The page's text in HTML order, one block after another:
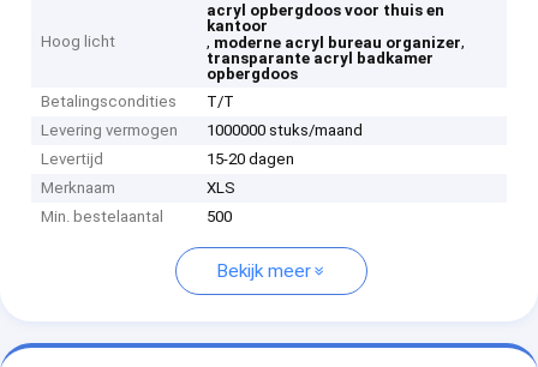
Hoog licht
acryl opbergdoos voor thuis en
kantoor
, moderne acryl bureau organizer,
transparante acryl badkamer
opbergdoos
Betalingscondities
T/T
Levering vermogen
1000000 stuks/maand
Levertijd
15-20 dagen
Merknaam
XLS
Min. bestelaantal
500
Bekijk meer